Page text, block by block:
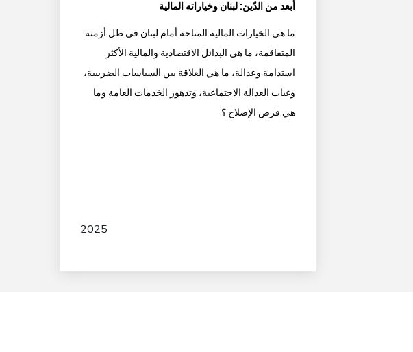
أبعد من الدّين: لبنان وخياراته المالية
ما هي الخيارات المالية المتاحة أمام لبنان في ظل أزمته
المتفاقمة، ما هي البدائل الاقتصادية والمالية الأكثر
استدامة وعدالة، ما هي العلاقة بين السياسات الضريبية،
وغياب العدالة الاجتماعية، وتدهور الخدمات العامة وما
هي فرص الإصلاح ؟
2025